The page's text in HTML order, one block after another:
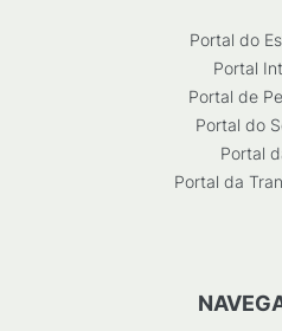
Portal do
Portal
Portal de
Portal do
Portal
Portal da